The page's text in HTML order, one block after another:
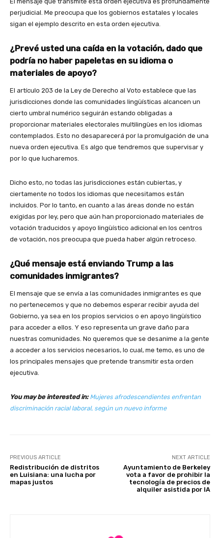
perjudicial. Me preocupa que los gobiernos estatales y locales
sigan el ejemplo descrito en esta orden ejecutiva.
¿Prevé usted una caída en la votación, dado que
podría no haber papeletas en su idioma o
materiales de apoyo?
El artículo 203 de la Ley de Derecho al Voto establece que las
jurisdicciones donde las comunidades lingüísticas alcancen un
cierto umbral numérico seguirán estando obligadas a
proporcionar materiales electorales multilingües en los idiomas
contemplados. Esto no desaparecerá por la promulgación de una
nueva orden ejecutiva. Es algo que tendremos que supervisar y
por lo que lucharemos.
Dicho esto, no todas las jurisdicciones están cubiertas, y
ciertamente no todos los idiomas que necesitamos están
incluidos. Por lo tanto, en cuanto a las áreas donde no están
exigidas por ley, pero que aún han proporcionado materiales de
votación traducidos y apoyo lingüístico adicional en los centros
de votación, nos preocupa que pueda haber algún retroceso.
¿Qué mensaje está enviando Trump a las
comunidades inmigrantes?
El mensaje que se envía a las comunidades inmigrantes es que
no pertenecemos y que no debemos esperar recibir ayuda del
Gobierno, ya sea en los propios servicios o en apoyo lingüístico
para acceder a ellos. Y eso representa un grave daño para
nuestras comunidades. No queremos que se desanime a la gente
a acceder a los servicios necesarios, lo cual, me temo, es uno de
los principales mensajes que pretende transmitir esta orden
ejecutiva.
You may be interested in: Mujeres afrodescendientes enfrentan
discriminación racial laboral, según un nuevo informe
PREVIOUS ARTICLE
Redistribución de distritos
en Luisiana: una lucha por
mapas justos
NEXT ARTICLE
Ayuntamiento de Berkeley
vota a favor de prohibir la
tecnología de precios de
alquiler asistida por IA